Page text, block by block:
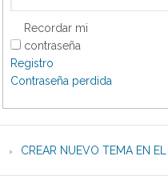
Recordar mi
contraseña
Registro
Contraseña perdida
CREAR NUEVO TEMA EN